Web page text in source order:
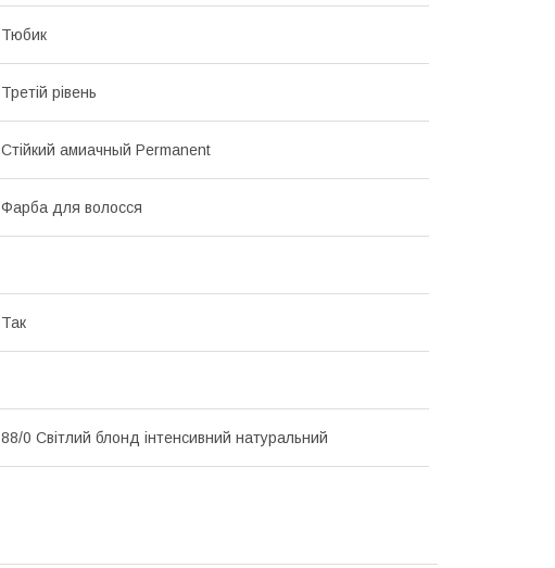
Тюбик
Третій рівень
Стійкий амиачный Permanent
Фарба для волосся
Так
88/0 Світлий блонд інтенсивний натуральний